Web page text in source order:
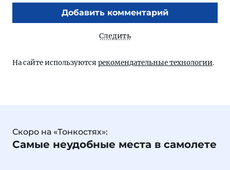
Добавить комментарий
Следить
На сайте используются рекомендательные технологии.
Скоро на «Тонкостях»:
Самые неудобные места в самолете